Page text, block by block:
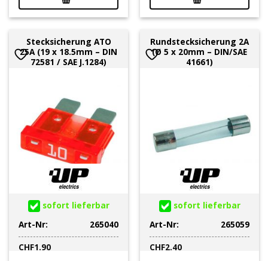
Stecksicherung ATO
25A (19 x 18.5mm – DIN
72581 / SAE J.1284)
sofort lieferbar
Art-Nr:
265040
CHF1.90
Rundstecksicherung 2A
(Ø 5 x 20mm – DIN/SAE
41661)
sofort lieferbar
Art-Nr:
265059
CHF2.40